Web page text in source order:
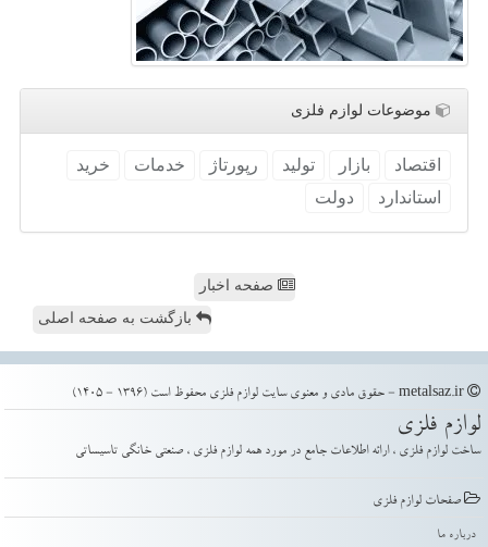
موضوعات لوازم فلزی
اقتصاد بازار تولید رپورتاژ خدمات
خرید
استاندارد
دولت
صفحه اخبار
بازگشت به صفحه اصلی
لوازم فلزی
ساخت لوازم فلزی ، ارائه اطلاعات جامع در مورد همه لوازم فلزی ، صنعتی خانگی تاسیساتی
صفحات لوازم فلزی
درباره ما